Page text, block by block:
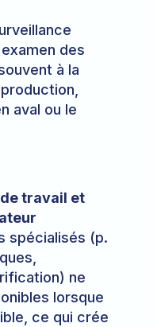
des
à la
aval ou le
travail et
spécialisés (p.
ne
lorsque
ce qui crée